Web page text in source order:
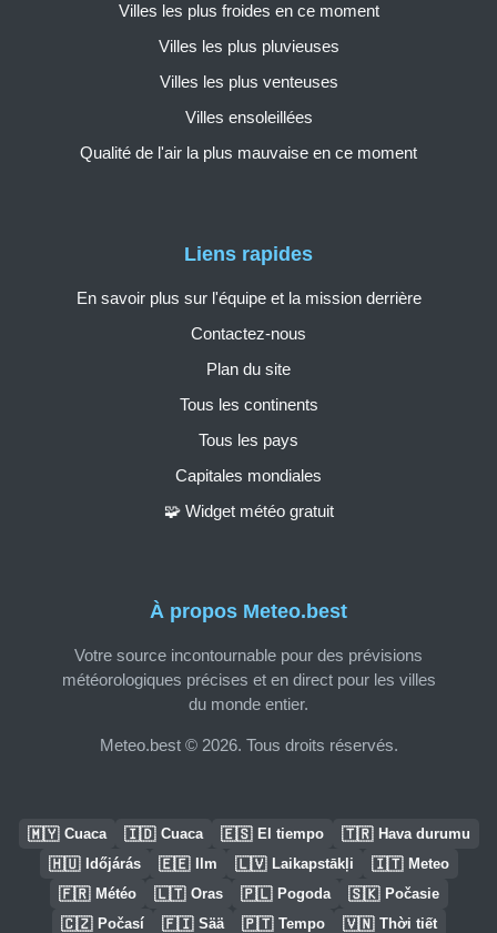
À propos Meteo.best
Votre source incontournable pour des prévisions
météorologiques précises et en direct pour les villes
du monde entier.
Meteo.best © 2026. Tous droits réservés.
Liens rapides
En savoir plus sur l'équipe et la mission derrière
Contactez-nous
Plan du site
Tous les continents
Tous les pays
Capitales mondiales
🧩 Widget météo gratuit
Villes les plus froides en ce moment
Villes les plus pluvieuses
Villes les plus venteuses
Villes ensoleillées
Qualité de l'air la plus mauvaise en ce moment
🇲🇾 Cuaca 🇮🇩 Cuaca 🇪🇸 El tiempo 🇹🇷 Hava durumu
🇭🇺 Időjárás 🇪🇪 Ilm 🇱🇻 Laikapstākļi 🇮🇹 Meteo
🇫🇷 Météo 🇱🇹 Oras 🇵🇱 Pogoda 🇸🇰 Počasie
🇨🇿 Počasí 🇫🇮 Sää 🇵🇹 Tempo 🇻🇳 Thời tiết